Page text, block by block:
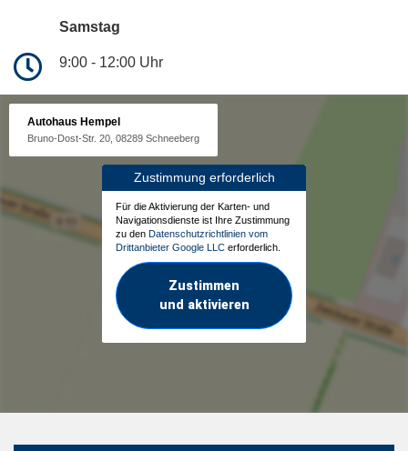
Samstag
9:00 - 12:00 Uhr
Autohaus Hempel
Bruno-Dost-Str. 20, 08289 Schneeberg
Zustimmung erforderlich
Für die Aktivierung der Karten- und
Navigationsdienste ist Ihre Zustimmung
zu den Datenschutzrichtlinien vom
Drittanbieter Google LLC erforderlich.
Zustimmen
und aktivieren